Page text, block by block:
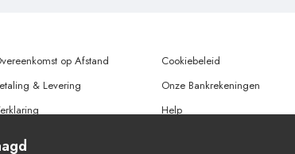
op Afstand
& Levering
Cookiebeleid
Onze Bankrekeningen
Help